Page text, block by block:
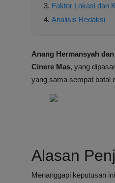
Faktor Lokasi dan
Analisis Redaksi
Anang Hermansyah
Cinere Mas, yang
yang sama sempat batal
Alasan
Menanggapi keputusan